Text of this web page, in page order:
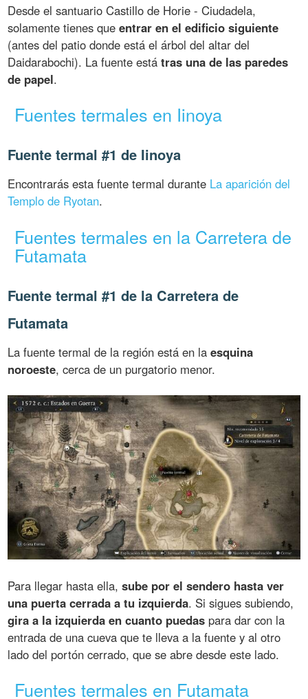
Desde el santuario Castillo de Horie - Ciudadela,
solamente tienes queentrar en el edificio siguiente
(antes del patio donde está el árbol del altar del
Daidarabochi). La fuente estátras una de las paredes
de papel.
Fuentes termales en Iinoya
Fuente termal #1 de Iinoya
Encontrarás esta fuente termal durante La aparición del
Templo de Ryotan.
Fuentes termales en la Carretera de
Futamata
Fuente termal #1 de la Carretera de
Futamata
La fuente termal de la región está en laesquina
noroeste, cerca de un purgatorio menor.
Para llegar hasta ella,sube por el sendero hasta ver
una puerta cerrada a tu izquierda. Si sigues subiendo,
gira a la izquierda en cuanto puedas para dar con la
entrada de una cueva que te lleva a la fuente y al otro
lado del portón cerrado, que se abre desde este lado.
Fuentes termales en Futamata